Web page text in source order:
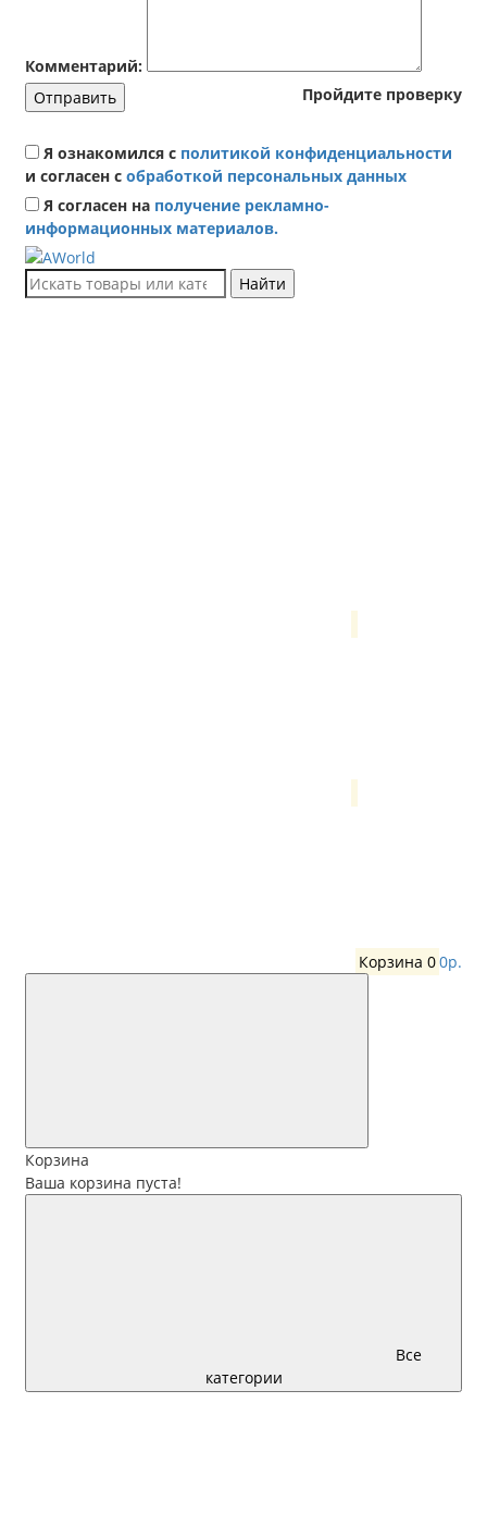
Комментарий:
Пройдите проверку
Отправить
Я ознакомился с политикой конфиденциальности
и согласен с обработкой персональных данных
Я согласен на получение рекламно-
информационных материалов.
Найти
Корзина 00р.
Корзина
Ваша корзина пуста!
Все
категории